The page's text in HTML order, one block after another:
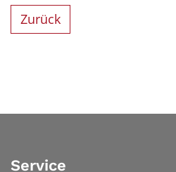
Zurück
Service